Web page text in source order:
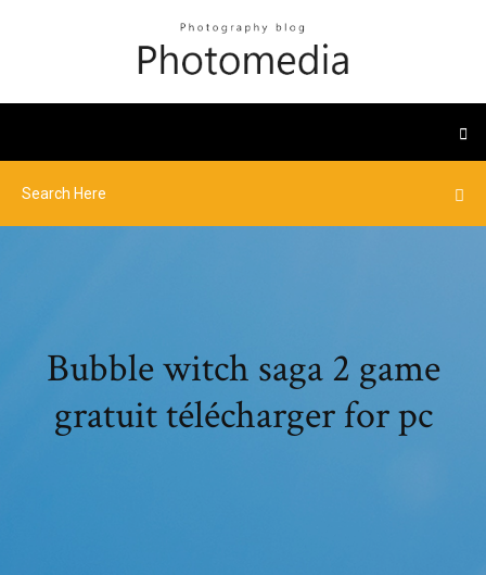
Bubble witch saga 2 game
gratuit télécharger for pc